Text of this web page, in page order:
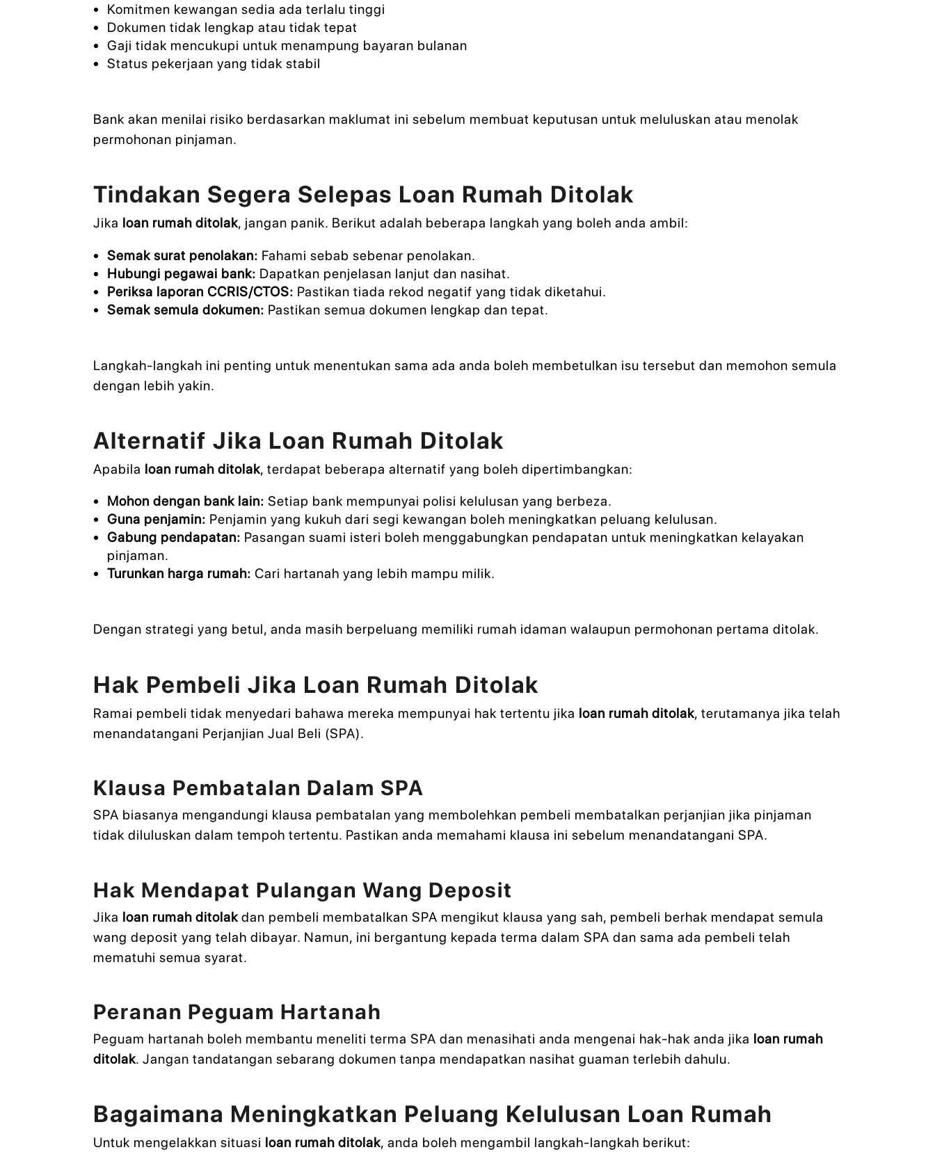
Komitmen kewangan sedia ada terlalu tinggi
Dokumen tidak lengkap atau tidak tepat
Gaji tidak mencukupi untuk menampung bayaran bulanan
Status pekerjaan yang tidak stabil
Bank akan menilai risiko berdasarkan maklumat ini sebelum membuat keputusan untuk meluluskan atau menolak
permohonan pinjaman.
Tindakan Segera Selepas Loan Rumah Ditolak
Jika loan rumah ditolak, jangan panik. Berikut adalah beberapa langkah yang boleh anda ambil:
Semak surat penolakan: Fahami sebab sebenar penolakan.
Hubungi pegawai bank: Dapatkan penjelasan lanjut dan nasihat.
Periksa laporan CCRIS/CTOS: Pastikan tiada rekod negatif yang tidak diketahui.
Semak semula dokumen: Pastikan semua dokumen lengkap dan tepat.
Langkah-langkah ini penting untuk menentukan sama ada anda boleh membetulkan isu tersebut dan memohon semula
dengan lebih yakin.
Alternatif Jika Loan Rumah Ditolak
Apabila loan rumah ditolak, terdapat beberapa alternatif yang boleh dipertimbangkan:
Mohon dengan bank lain: Setiap bank mempunyai polisi kelulusan yang berbeza.
Guna penjamin: Penjamin yang kukuh dari segi kewangan boleh meningkatkan peluang kelulusan.
Gabung pendapatan: Pasangan suami isteri boleh menggabungkan pendapatan untuk meningkatkan kelayakan
pinjaman.
Turunkan harga rumah: Cari hartanah yang lebih mampu milik.
Dengan strategi yang betul, anda masih berpeluang memiliki rumah idaman walaupun permohonan pertama ditolak.
Hak Pembeli Jika Loan Rumah Ditolak
Ramai pembeli tidak menyedari bahawa mereka mempunyai hak tertentu jika loan rumah ditolak, terutamanya jika telah
menandatangani Perjanjian Jual Beli (SPA).
Klausa Pembatalan Dalam SPA
SPA biasanya mengandungi klausa pembatalan yang membolehkan pembeli membatalkan perjanjian jika pinjaman
tidak diluluskan dalam tempoh tertentu. Pastikan anda memahami klausa ini sebelum menandatangani SPA.
Hak Mendapat Pulangan Wang Deposit
Jika loan rumah ditolakdan pembeli membatalkan SPA mengikut klausa yang sah, pembeli berhak mendapat semula
wang deposit yang telah dibayar. Namun, ini bergantung kepada terma dalam SPA dan sama ada pembeli telah
mematuhi semua syarat.
Peranan Peguam Hartanah
Peguam hartanah boleh membantu meneliti terma SPA dan menasihati anda mengenai hak-hak anda jika loan rumah
ditolak. Jangan tandatangan sebarang dokumen tanpa mendapatkan nasihat guaman terlebih dahulu.
Bagaimana Meningkatkan Peluang Kelulusan Loan Rumah
Untuk mengelakkan situasi loan rumah ditolak, anda boleh mengambil langkah-langkah berikut: